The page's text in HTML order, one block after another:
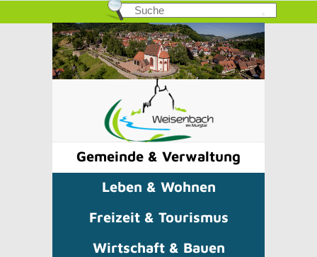
Gemeinde & Verwaltung
Leben & Wohnen
Freizeit & Tourismus
Wirtschaft & Bauen